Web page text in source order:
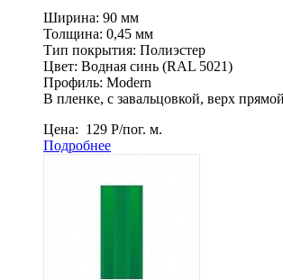
Ширина: 90 мм
Толщина: 0,45 мм
Тип покрытия: Полиэстер
Цвет: Водная синь (RAL 5021)
Профиль: Мodern
В пленке, c завальцовкой, верх
Цена: 129 Р/пог. м.
Подробнее